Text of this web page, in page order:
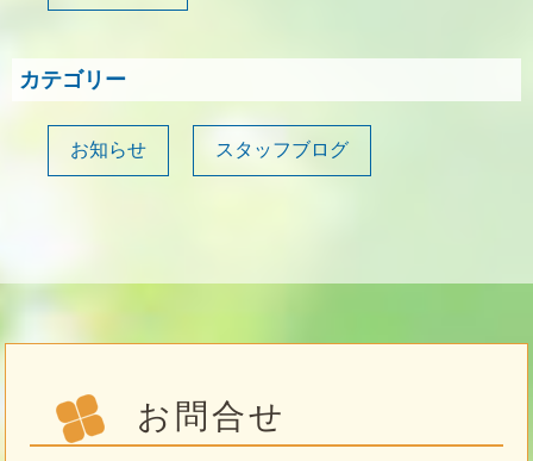
カテゴリー
お知らせ スタッフブログ
お問合せ